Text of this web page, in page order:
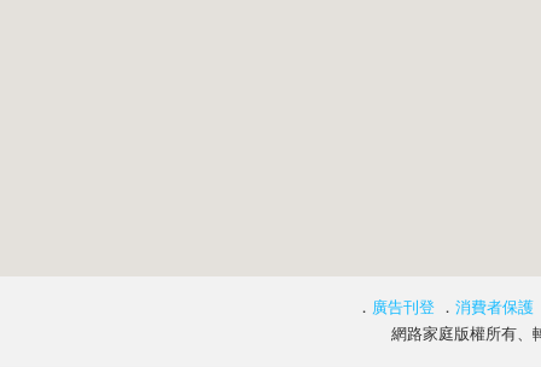
． 廣告刊登 ． 消費者保護
網路家庭版權所有、